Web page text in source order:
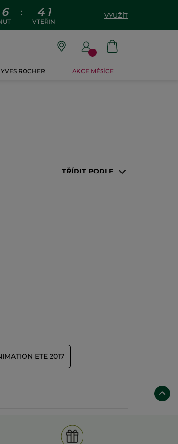
6 : 4 1
VTEŘIN
VYUŽÍT
ROCHER AKCE MĚSÍCE
TŘÍDIT PODLE
ETE 2017